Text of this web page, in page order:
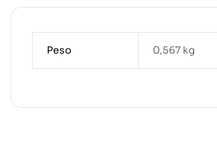
Peso 0,567 kg